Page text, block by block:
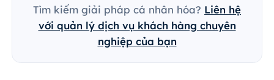
Tìm kiếm giải pháp cá nhân hóa? Liên hệ
với quản lý dịch vụ khách hàng chuyên
nghiệp của bạn